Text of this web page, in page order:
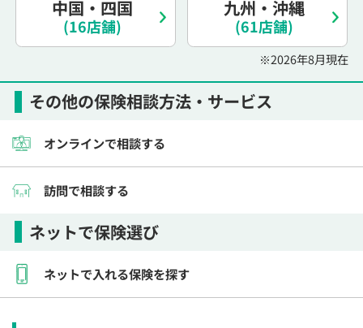
電話で相談予約 （オンライン保険相談専用）
0120-987-110
※受付時間外にご予約をいただいた場合は、
翌営業日のご連絡となります
その他の保険相談方法・サービス
オンラインで相談する
訪問で相談する
ネットで保険選び
ネットで入れる保険を探す
中国・四国
(16店舗)
九州・沖縄
(61店舗)
※2026年8月現在